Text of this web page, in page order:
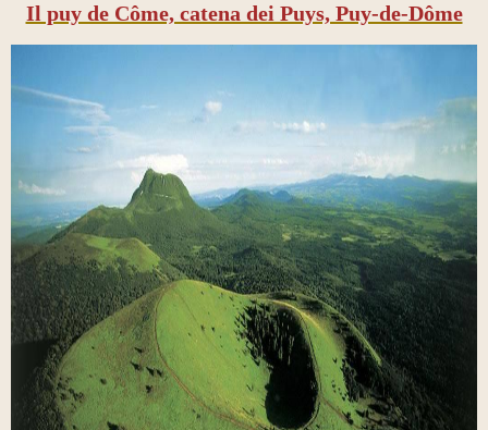
Il puy de Côme, catena dei Puys, Puy-de-Dôme